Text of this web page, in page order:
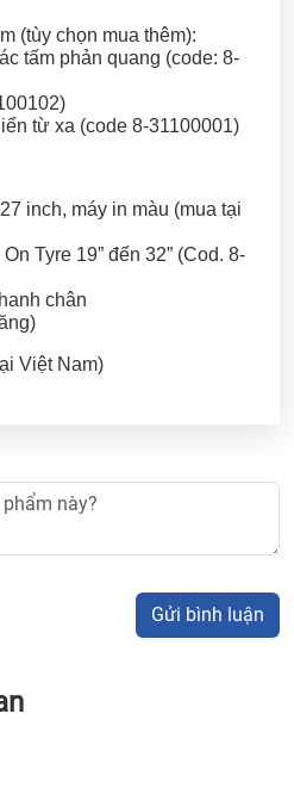
(tùy chọn mua thêm):
tấm phản quang (code: 8-
từ xa (code 8-31100001)
inch, máy in màu (mua tại
Tyre 19” đến 32” (Cod. 8-
chân
Việt Nam)
Gửi bình luận